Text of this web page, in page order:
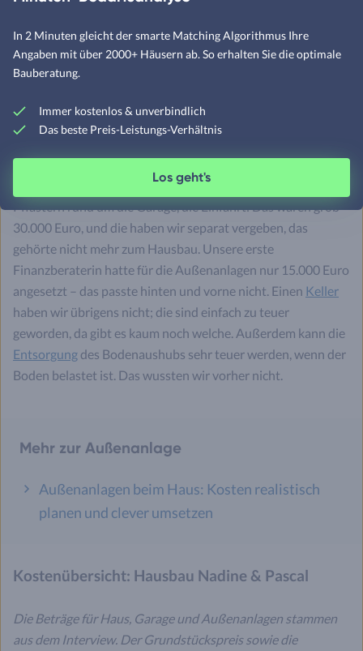
Fertighaus.de: Wenn du heute neu kalkulieren würdest –
was würdest du anders machen?
420.000 Euro aufgenommen, davon waren rund 280.000
einmal 30.000 Euro mehr aufgenommen – wir haben vor
allem die Außenanlagen unterschätzt. Terrasse, Wege, das
30.000 Euro, und die haben wir separat vergeben, das
gehörte nicht mehr zum Hausbau. Unsere erste
Finanzberaterin hatte für die Außenanlagen nur 15.000 Euro
angesetzt – das passte hinten und vorne nicht. Einen Keller
haben wir übrigens nicht; die sind einfach zu teuer
geworden, da gibt es kaum noch welche. Außerdem kann die
Entsorgung des Bodenaushubs sehr teuer werden, wenn der
Boden belastet ist. Das wussten wir vorher nicht.
Mehr zur Außenanlage
Außenanlagen beim Haus: Kosten realistisch
planen und clever umsetzen
Kostenübersicht: Hausbau Nadine & Pascal
Die Beträge für Haus, Garage und Außenanlagen stammen
aus dem Interview. Der Grundstückspreis sowie die
In 2 Minuten gleicht der smarte Matching Algorithmus Ihre
Angaben mit über 2000+ Häusern ab. So erhalten Sie die optimale
Bauberatung.
Immer kostenlos & unverbindlich
Das beste Preis-Leistungs-Verhältnis
Los geht's